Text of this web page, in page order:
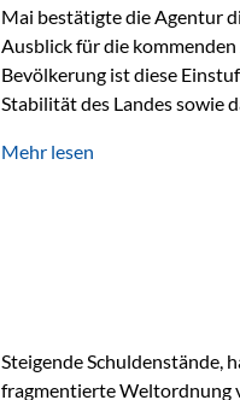
Mai bestätigte die Agentur
Ausblick für die
Bevölkerung ist diese
Stabilität des Landes sowie
Herausforderungen Die
Mehr lesen
Steigende Schuldenstände,
fragmentierte Weltordnung